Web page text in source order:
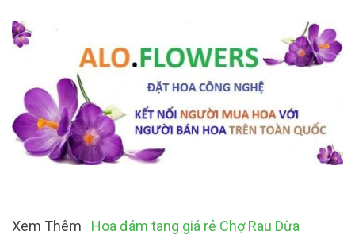
Xem Thêm Hoa đám tang giá rẻ Chợ Rau Dừa